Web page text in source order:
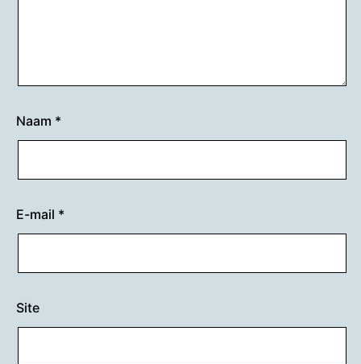
Naam *
E-mail *
Site